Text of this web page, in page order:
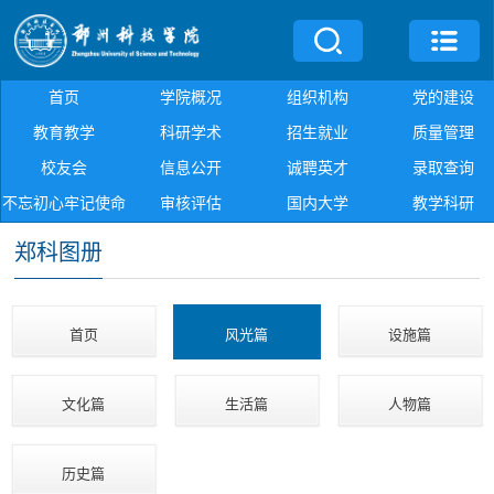
首页 学院概况 组织机构 党的建设
教育教学 科研学术 招生就业 质量管理
校友会 信息公开 诚聘英才 录取查询
不忘初心牢记使命 审核评估 国内大学 教学科研
郑科图册
首页 风光篇 设施篇
文化篇 生活篇 人物篇
历史篇